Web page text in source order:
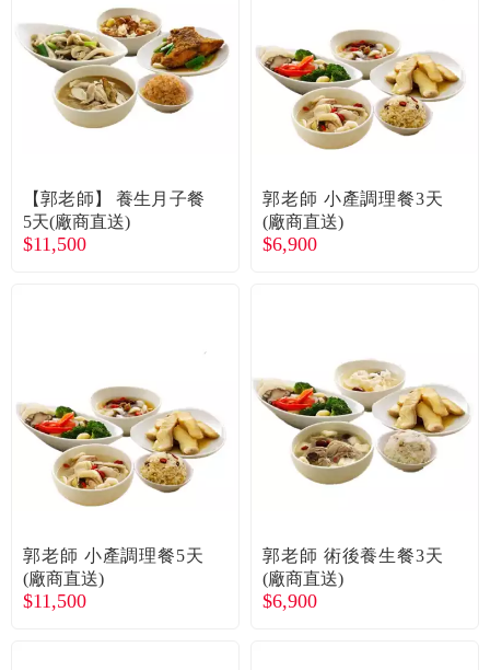
【郭老師】 養生月子餐
5天(廠商直送)
$11,500
郭老師 小產調理餐3天
(廠商直送)
$6,900
郭老師 小產調理餐5天
(廠商直送)
$11,500
郭老師 術後養生餐3天
(廠商直送)
$6,900